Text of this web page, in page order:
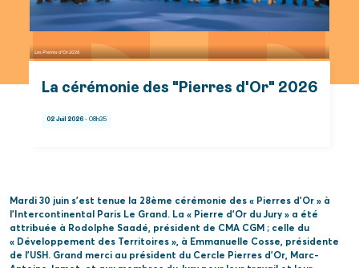
La cérémonie des "Pierres d'Or" 2026
02 Juil 2026 - 08h35
Les Pierres d'Or 2026
Mardi 30 juin s’est tenue la 28ème cérémonie des « Pierres d’Or » à
l’Intercontinental Paris Le Grand. La « Pierre d’Or du Jury » a été
attribuée à Rodolphe Saadé, président de CMA CGM ; celle du
« Développement des Territoires », à Emmanuelle Cosse, présidente
de l’USH. Grand merci au président du Cercle Pierres d’Or, Marc-